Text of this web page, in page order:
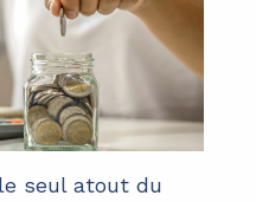
seul atout du